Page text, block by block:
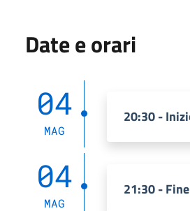
Date e orari
04
MAG
20:30 -
04
MAG
21:30 -